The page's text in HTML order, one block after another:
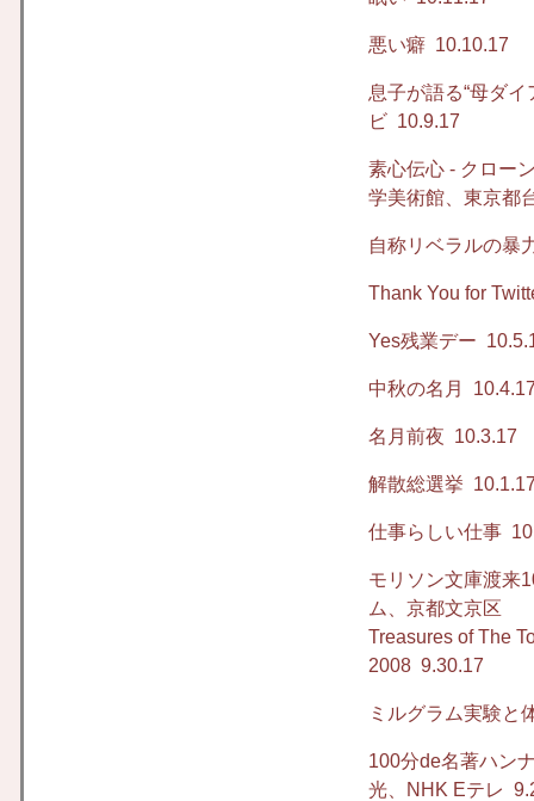
悪い癖 10.10.17
息子が語る“母ダ
ビ 10.9.17
素心伝心 - クロー
学美術館、東京都
自称リベラルの暴
Thank You for
Yes残業デー
中秋の名月
名月前夜 10.3.17
解散総選挙
仕事らしい仕事
モリソン文庫渡来
ム、京都文京区
Treasures of The
2008 9.30.17
ミルグラム実験と
100分de名著ハン
光、NHK Eテレ